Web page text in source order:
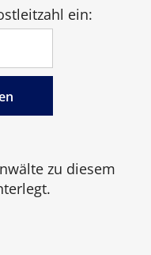
ein:
zu diesem